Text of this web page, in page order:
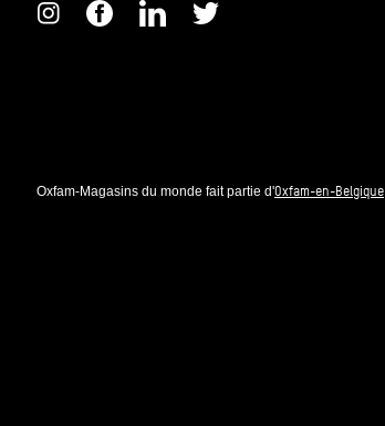
Oxfam-Magasins du monde fait partie d'Oxfam-en-Belgique